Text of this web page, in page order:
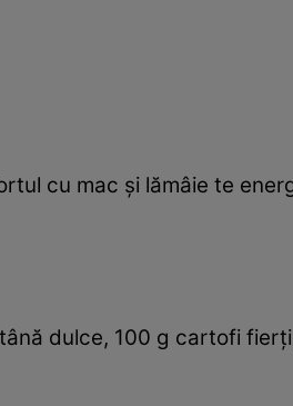
cu mac şi lămâie te
dulce, 100 g cartofi